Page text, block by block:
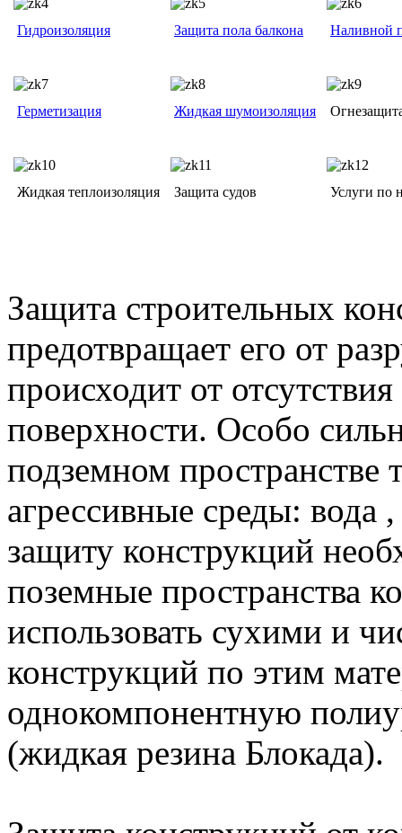
Гидроизоляция Защита пола балкона Наливной
Герметизация Жидкая шумоизоляция
Жидкая теплоизоляция Защита судов Услуги по
Защита строительных
предотвращает его от
происходит от
поверхности. Особо
подземном пространстве
агрессивные среды:
защиту конструкций
поземные пространства
использовать сухими и
конструкций по этим
однокомпонентную
(жидкая резина Блокада).